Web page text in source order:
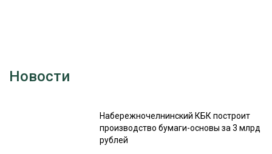
Новости
Набережночелнинский КБК построит
производство бумаги-основы за 3 млрд
рублей